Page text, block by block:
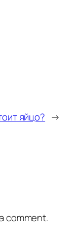
яйцо? →
comment.